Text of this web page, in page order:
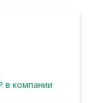
в компании